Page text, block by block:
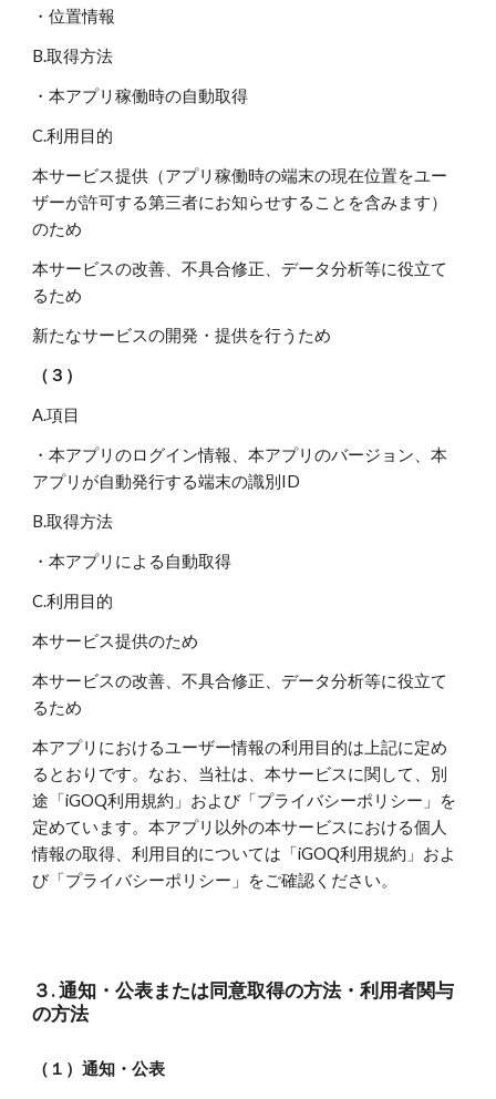
・位置情報
B.取得方法
・本アプリ稼働時の自動取得
C.利用目的
本サービス提供（アプリ稼働時の端末の現在位置をユー
ザーが許可する第三者にお知らせすることを含みます）
のため
本サービスの改善、不具合修正、データ分析等に役立て
るため
新たなサービスの開発・提供を行うため
（３）
A.項目
・本アプリのログイン情報、本アプリのバージョン、本
アプリが自動発行する端末の識別ID
B.取得方法
・本アプリによる自動取得
C.利用目的
本サービス提供のため
本サービスの改善、不具合修正、データ分析等に役立て
るため
本アプリにおけるユーザー情報の利用目的は上記に定め
るとおりです。なお、当社は、本サービスに関して、別
途「iGOQ利用規約」および「プライバシーポリシー」を
定めています。本アプリ以外の本サービスにおける個人
情報の取得、利用目的については「iGOQ利用規約」およ
び「プライバシーポリシー」をご確認ください。
３. 通知・公表または同意取得の方法・利用者関与
の方法
（１）通知・公表